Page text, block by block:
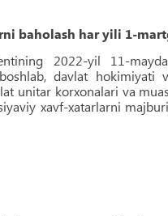
baholash har yili 1-
2022-yil 11-
davlat hokimiyati
unitar korxonalari va
xavf-xatarlarni